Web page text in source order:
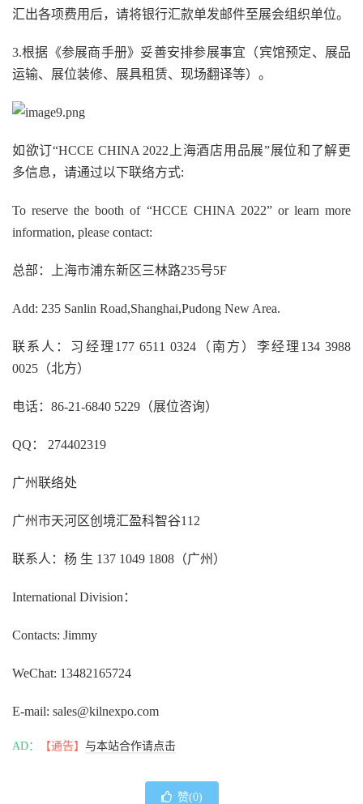
汇出各项费用后，请将银行汇款单发邮件至展会组织单位。
3.根据《参展商手册》妥善安排参展事宜（宾馆预定、展品
运输、展位装修、展具租赁、现场翻译等）。
如欲订“HCCE CHINA 2022上海酒店用品展”展位和了解更
多信息，请通过以下联络方式:
To reserve the booth of “HCCE CHINA 2022” or learn more
information, please contact:
总部：上海市浦东新区三林路235号5F
Add: 235 Sanlin Road,Shanghai,Pudong New Area.
联系人：习经理177 6511 0324（南方）李经理134 3988
0025（北方）
电话：86-21-6840 5229（展位咨询）
QQ： 274402319
广州联络处
广州市天河区创境汇盈科智谷112
联系人：杨 生 137 1049 1808（广州）
International Division：
Contacts: Jimmy
WeChat: 13482165724
E-mail: sales@kilnexpo.com
AD： 【通告】 与本站合作请点击
赞(0)